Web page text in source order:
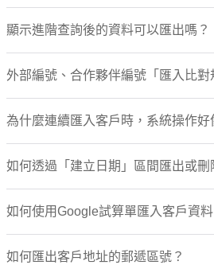
顯示進階查詢後的資料可以匯出嗎？
外部編號、合作夥伴編號「匯入比對
為什麼連續匯入客戶時，系統操作好
如何透過「建立日期」區間匯出或刪
如何使用Google試算單匯入客戶資料
如何匯出客戶地址的郵遞區號？